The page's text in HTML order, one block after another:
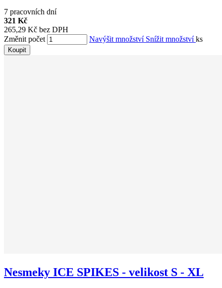
7 pracovních dní
321 Kč
265,29 Kč bez DPH
Změnit počet
Navýšit množství Snížit množstvíks
Koupit
Nesmeky ICE SPIKES - velikost S - XL